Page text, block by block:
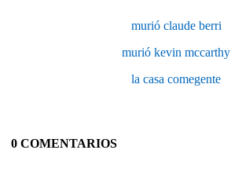
murió claude berri
murió kevin mccarthy
la casa comegente
0 COMENTARIOS